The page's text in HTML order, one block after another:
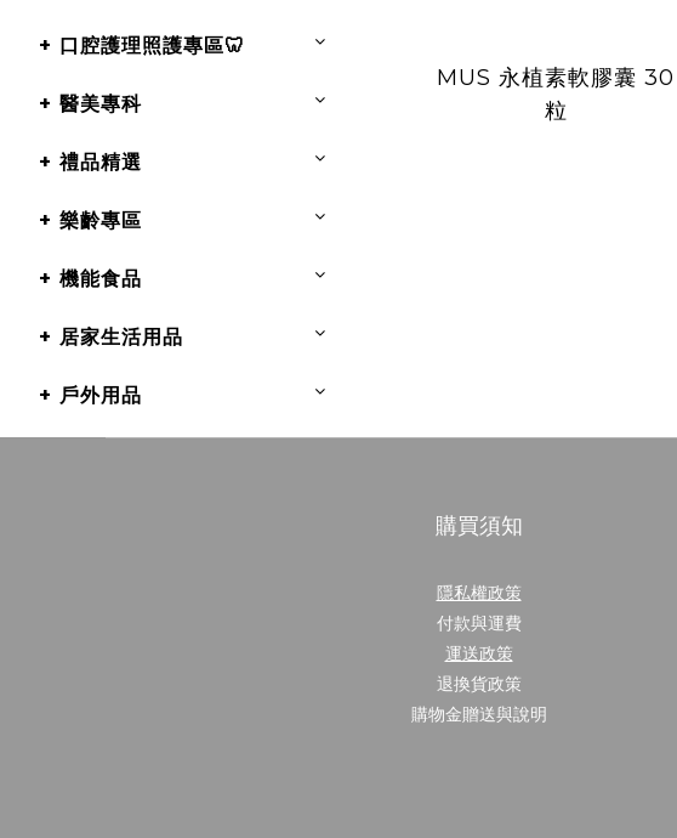
+ 口腔護理照護專區🦷
+ 醫美專科
+ 禮品精選
+ 樂齡專區
+ 機能食品
+ 居家生活用品
+ 戶外用品
MUS 永植素軟膠囊 30
粒
購買須知
隱私權政策
付款與運費
運送政策
退換貨政策
購物金贈送與說明